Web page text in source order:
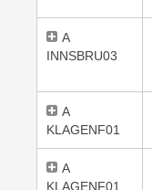
A
INNSBRU03
A
KLAGENF01
A
KLAGENF01